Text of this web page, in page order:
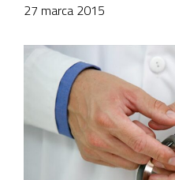
27 marca 2015